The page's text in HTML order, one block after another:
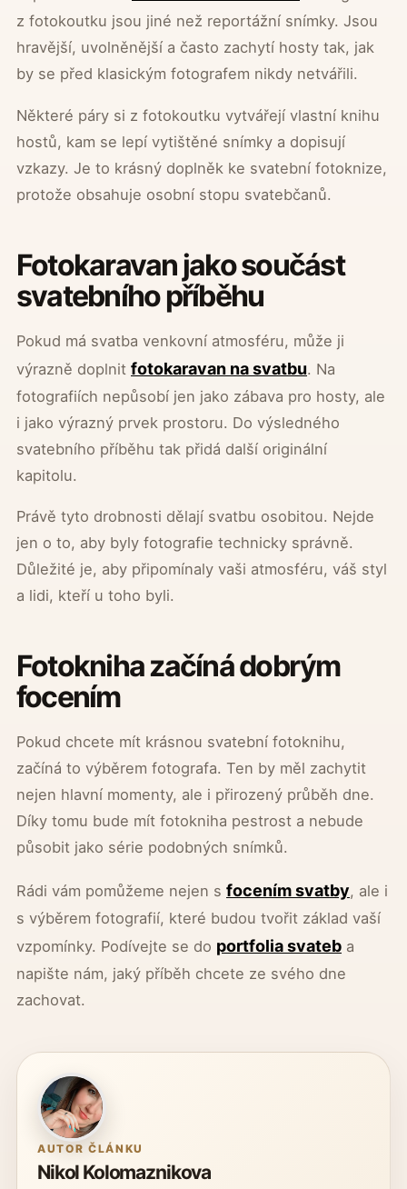
z fotokoutku jsou jiné než reportážní snímky. Jsou
hravější, uvolněnější a často zachytí hosty tak, jak
by se před klasickým fotografem nikdy netvářili.
Některé páry si z fotokoutku vytvářejí vlastní knihu
hostů, kam se lepí vytištěné snímky a dopisují
vzkazy. Je to krásný doplněk ke svatební fotoknize,
protože obsahuje osobní stopu svatebčanů.
Fotokaravan jako součást
svatebního příběhu
Pokud má svatba venkovní atmosféru, může ji
výrazně doplnit fotokaravan na svatbu. Na
fotografiích nepůsobí jen jako zábava pro hosty, ale
i jako výrazný prvek prostoru. Do výsledného
svatebního příběhu tak přidá další originální
kapitolu.
Právě tyto drobnosti dělají svatbu osobitou. Nejde
jen o to, aby byly fotografie technicky správně.
Důležité je, aby připomínaly vaši atmosféru, váš styl
a lidi, kteří u toho byli.
Fotokniha začíná dobrým
focením
Pokud chcete mít krásnou svatební fotoknihu,
začíná to výběrem fotografa. Ten by měl zachytit
nejen hlavní momenty, ale i přirozený průběh dne.
Díky tomu bude mít fotokniha pestrost a nebude
působit jako série podobných snímků.
Rádi vám pomůžeme nejen s focením svatby, ale i
s výběrem fotografií, které budou tvořit základ vaší
vzpomínky. Podívejte se do portfolia svateb a
napište nám, jaký příběh chcete ze svého dne
zachovat.
AUTOR ČLÁNKU
Nikol Kolomaznikova